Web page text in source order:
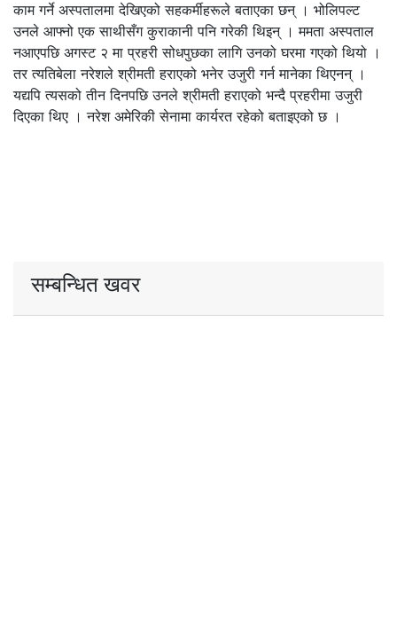
काम गर्ने अस्पतालमा देखिएको सहकर्मीहरूले बताएका छन् । भोलिपल्ट
उनले आफ्नो एक साथीसँग कुराकानी पनि गरेकी थिइन् । ममता अस्पताल
नआएपछि अगस्ट २ मा प्रहरी सोधपुछका लागि उनको घरमा गएको थियो ।
तर त्यतिबेला नरेशले श्रीमती हराएको भनेर उजुरी गर्न मानेका थिएनन् ।
यद्यपि त्यसको तीन दिनपछि उनले श्रीमती हराएको भन्दै प्रहरीमा उजुरी
दिएका थिए । नरेश अमेरिकी सेनामा कार्यरत रहेको बताइएको छ ।
सम्बन्धित खवर